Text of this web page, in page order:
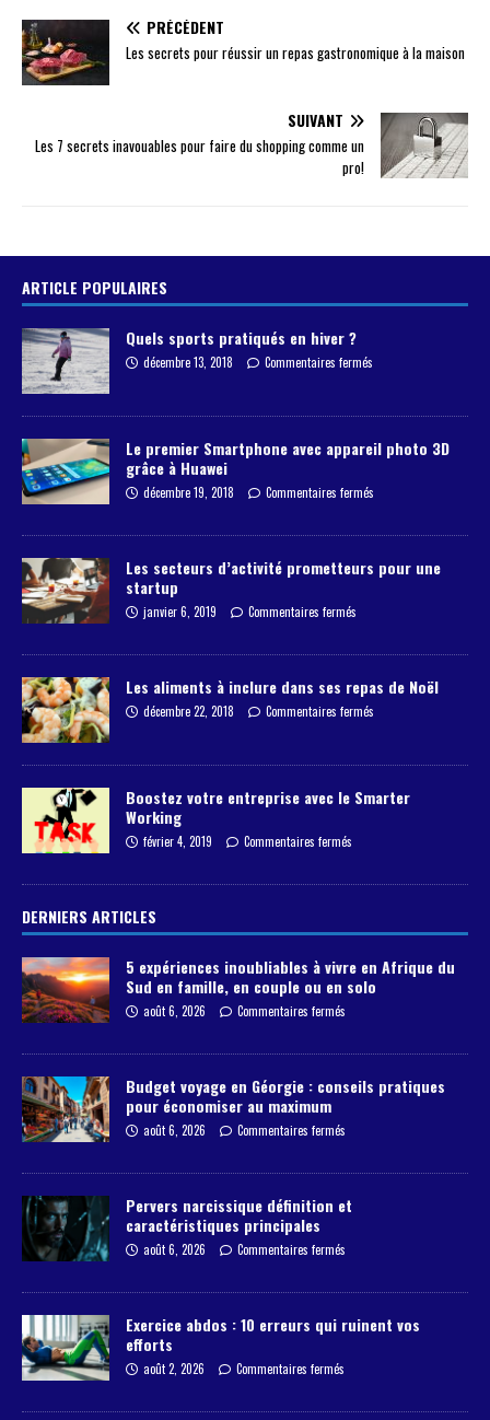
PRÉCÉDENT
Les secrets pour réussir un repas gastronomique à la maison
SUIVANT
Les 7 secrets inavouables pour faire du shopping comme un
pro!
ARTICLE POPULAIRES
Quels sports pratiqués en hiver ?
décembre 13, 2018 Commentaires fermés
Le premier Smartphone avec appareil photo 3D
grâce à Huawei
décembre 19, 2018 Commentaires fermés
Les secteurs d’activité prometteurs pour une
startup
janvier 6, 2019 Commentaires fermés
Les aliments à inclure dans ses repas de Noël
décembre 22, 2018 Commentaires fermés
Boostez votre entreprise avec le Smarter
Working
février 4, 2019 Commentaires fermés
DERNIERS ARTICLES
5 expériences inoubliables à vivre en Afrique du
Sud en famille, en couple ou en solo
août 6, 2026 Commentaires fermés
Budget voyage en Géorgie : conseils pratiques
pour économiser au maximum
août 6, 2026 Commentaires fermés
Pervers narcissique définition et
caractéristiques principales
août 6, 2026 Commentaires fermés
Exercice abdos : 10 erreurs qui ruinent vos
efforts
août 2, 2026 Commentaires fermés